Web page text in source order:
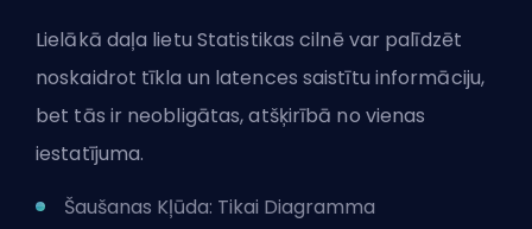
Lielākā daļa lietu Statistikas cilnē var palīdzēt
noskaidrot tīkla un latences saistītu informāciju,
bet tās ir neobligātas, atšķirībā no vienas
iestatījuma.
Šaušanas Kļūda: Tikai Diagramma